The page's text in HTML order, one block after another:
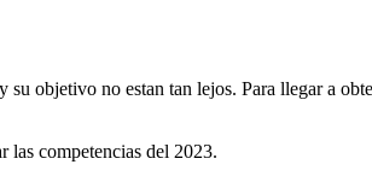
objetivo no estan tan lejos. Para llegar a
las competencias del 2023.